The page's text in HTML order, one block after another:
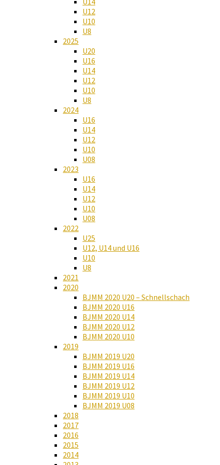
U12
U10
U8
2025
U20
U16
U14
U12
U10
U8
2024
U16
U14
U12
U10
U08
2023
U16
U14
U12
U10
U08
2022
U25
U12, U14 und U16
U10
U8
2021
2020
BJMM 2020 U20 – Schnellschach
BJMM 2020 U16
BJMM 2020 U14
BJMM 2020 U12
BJMM 2020 U10
2019
BJMM 2019 U20
BJMM 2019 U16
BJMM 2019 U14
BJMM 2019 U12
BJMM 2019 U10
BJMM 2019 U08
2018
2017
2016
2015
2014